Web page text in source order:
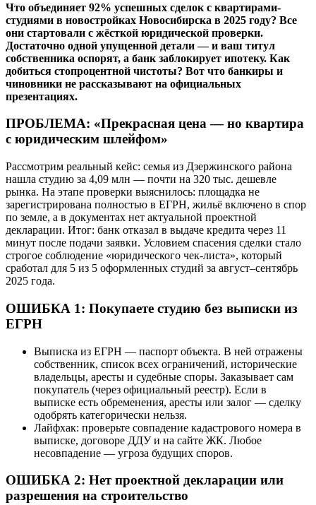
Что объединяет 92% успешных сделок с квартирами-
студиями в новостройках Новосибирска в 2025 году? Все
они стартовали с жёсткой юридической проверки.
Достаточно одной упущенной детали — и ваш титул
собственника оспорят, а банк заблокирует ипотеку. Как
добиться стопроцентной чистоты? Вот что банкиры и
чиновники не рассказывают на официальных
презентациях.
ПРОБЛЕМА: «Прекрасная цена — но квартира
с юридическим шлейфом»
Рассмотрим реальный кейс: семья из Дзержинского района
нашла студию за 4,09 млн — почти на 320 тыс. дешевле
рынка. На этапе проверки выяснилось: площадка не
зарегистрирована полностью в ЕГРН, жильё включено в спор
по земле, а в документах нет актуальной проектной
декларации. Итог: банк отказал в выдаче кредита через 11
минут после подачи заявки. Условием спасения сделки стало
строгое соблюдение «юридического чек-листа», который
сработал для 5 из 5 оформленных студий за август–сентябрь
2025 года.
ОШИБКА 1: Покупаете студию без выписки из
ЕГРН
Выписка из ЕГРН — паспорт объекта. В ней отражены
собственник, список всех ограничений, исторические
владельцы, аресты и судебные споры. Заказывает сам
покупатель (через официальный реестр). Если в
выписке есть обременения, аресты или залог — сделку
одобрять категорически нельзя.
Лайфхак: проверьте совпадение кадастрового номера в
выписке, договоре ДДУ и на сайте ЖК. Любое
несовпадение — угроза будущих споров.
ОШИБКА 2: Нет проектной декларации или
разрешения на строительство